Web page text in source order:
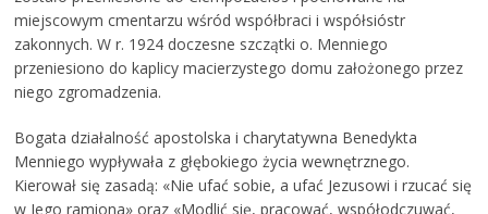
miejscowym cmentarzu wśród współbraci i współsióstr
zakonnych. W r. 1924 doczesne szczątki o. Menniego
przeniesiono do kaplicy macierzystego domu założonego przez
niego zgromadzenia.
Bogata działalność apostolska i charytatywna Benedykta
Menniego wypływała z głębokiego życia wewnętrznego.
Kierował się zasadą: «Nie ufać sobie, a ufać Jezusowi i rzucać się
w Jego ramiona» oraz «Modlić się, pracować, współodczuwać,